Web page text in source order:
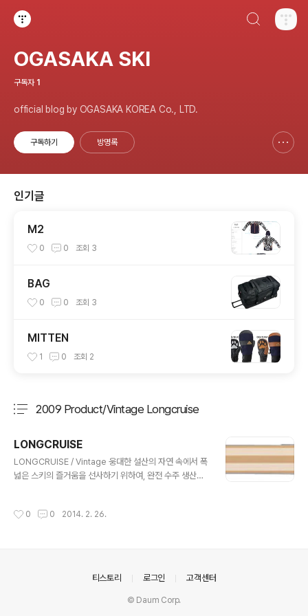
OGASAKA SKI
구독자 1
official blog by OGASAKA KOREA Co., LTD.
구독하기 방명록
인기글
M2
0 0 조회 3
BAG
0 0 조회 3
MITTEN
1 0 조회 2
2009 Product/Vintage Longcruise
LONGCRUISE
LONGCRUISE / Vintage 웅대한 설산의 자연 속에서 폭
넓은 스키의 즐거움을 선사하기 위하여, 완전 수주 생산으
00% 수작업 모델. 모델명 : LONGCRUISE 정가 : ￥18
77cm 구조 : Shell Top, F.L.F, F.F.S, BMS 구성 재료 :
NF 우드코어, AL7178 & 특수F.R.P, 단풍나무 및 벛꽃나
무 활주면 : 신터드베이스·그라파이트. ..
0 0 2014. 2. 26.
티스토리 로그인 고객센터
© Daum Corp.